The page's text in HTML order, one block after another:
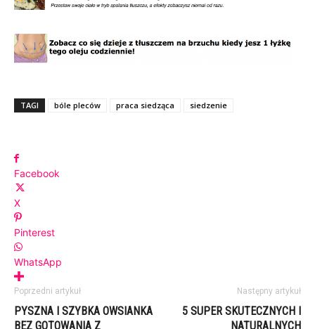
TAGI bóle pleców praca siedząca siedzenie
Facebook
X
Pinterest
WhatsApp
Poprzedni artykuł
PYSZNA I SZYBKA OWSIANKA
BEZ GOTOWANIA Z
Następny artykuł
5 SUPER SKUTECZNYCH I
NATURALNYCH